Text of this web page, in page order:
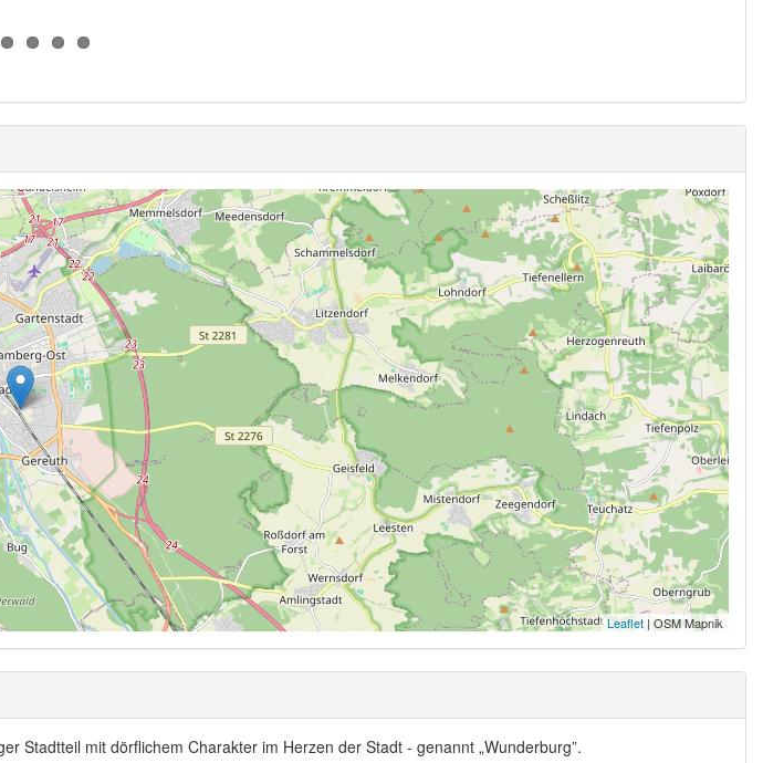
Leaflet | OSM Mapnik
Stadtteil mit dörflichem Charakter im Herzen der Stadt - genannt „Wunderburg”.